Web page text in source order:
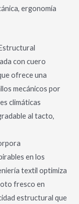
ergonomía
con cuero
ofrece una
mecánicos por
climáticas
al tacto,
en los
textil optimiza
fresco en
estructural que